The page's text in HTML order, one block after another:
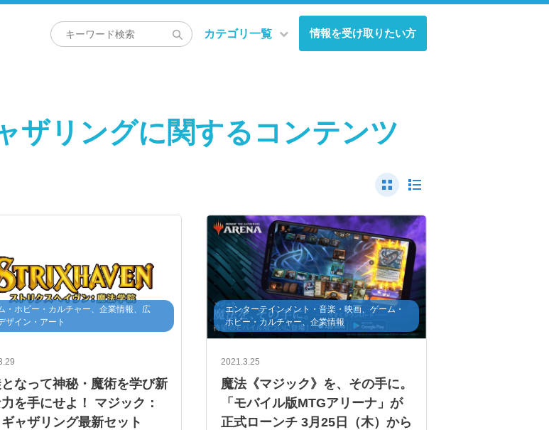
カテゴリ一覧 情報を受け取りたい方
ザリングに関するコンテンツ
・ホビー・カルチャー、企業情報、広
ザイン・アート
なって神秘・魔術を学び新
を手にせよ！ マジック：
ャザリング最新セット
エンターテインメント・音楽・映画、ゲーム・
ホビー・カルチャー、企業情報
2021.3.25
魔法《マジック》を、その手に。
「モバイル版MTGアリーナ」が
正式ローンチ 3月25日（木）から